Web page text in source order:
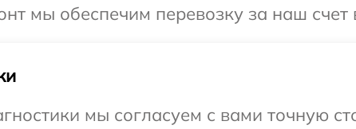
мы обеспечим перевозку за наш счет
мы согласуем с вами точную